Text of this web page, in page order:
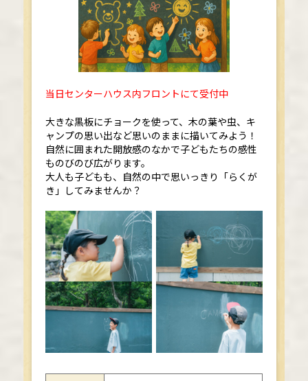
当日センターハウス内フロントにて受付中
大きな黒板にチョークを使って、木の葉や虫、キ
ャンプの思い出など思いのままに描いてみよう！
自然に囲まれた開放感のなかで子どもたちの感性
ものびのび広がります。
大人も子どもも、自然の中で思いっきり「らくが
き」してみませんか？